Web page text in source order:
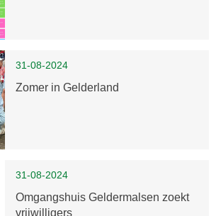
31-08-2024
Zomer in Gelderland
31-08-2024
Omgangshuis Geldermalsen zoekt
vrijwilligers